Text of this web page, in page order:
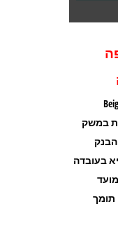
במשק
בעובדה
תומך